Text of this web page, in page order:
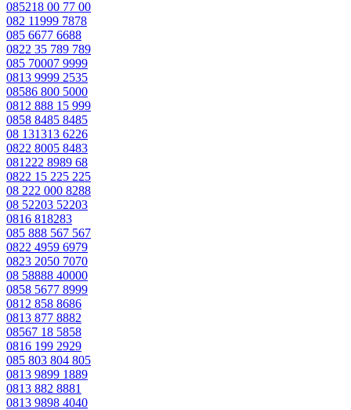
085218 00 77 00
082 11999 7878
085 6677 6688
0822 35 789 789
085 70007 9999
0813 9999 2535
08586 800 5000
0812 888 15 999
0858 8485 8485
08 131313 6226
0822 8005 8483
081222 8989 68
0822 15 225 225
08 222 000 8288
08 52203 52203
0816 818283
085 888 567 567
0822 4959 6979
0823 2050 7070
08 58888 40000
0858 5677 8999
0812 858 8686
0813 877 8882
08567 18 5858
0816 199 2929
085 803 804 805
0813 9899 1889
0813 882 8881
0813 9898 4040